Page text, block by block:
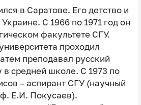
в Саратове. Его детство и
С 1966 по 1971 год он
факультете СГУ.
проходил
преподавал русский
в средней школе. С 1973 по
– аспирант СГУ (научный
Е.И. Покусаев).